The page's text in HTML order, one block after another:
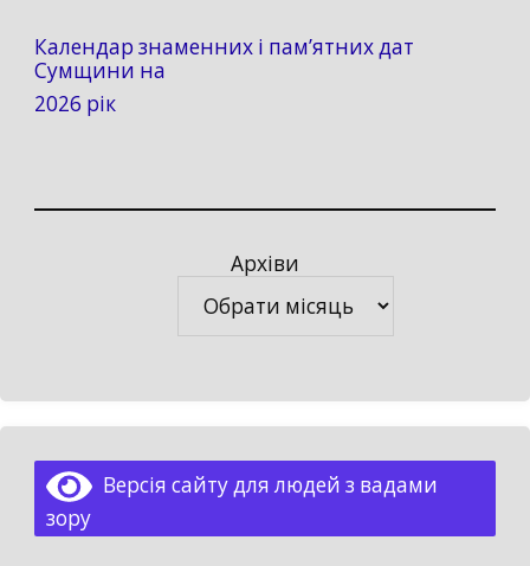
Календар знаменних і пам’ятних дат
Сумщини на
2026 рік
Архіви
Версія сайту для людей з вадами
зору